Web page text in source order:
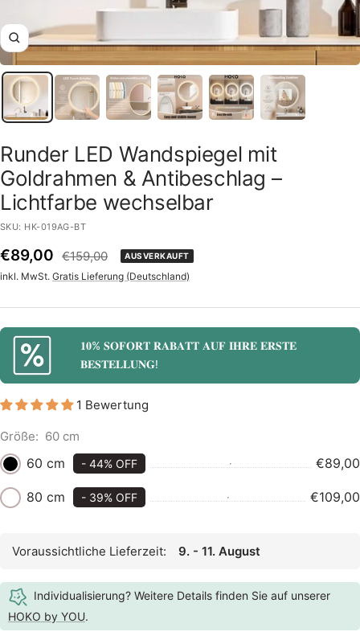
Zoom
Runder LED Wandspiegel mit
Goldrahmen & Antibeschlag –
Lichtfarbe wechselbar
SKU: HK-019AG-BT
Angebotspreis
€89,00 Regulärer
Preis
€159,00 AUSVERKAUFT
inkl. MwSt. Gratis Lieferung (Deutschland)
𝟏𝟎% 𝐒𝐎𝐅𝐎𝐑𝐓 𝐑𝐀𝐁𝐀𝐓𝐓 𝐀𝐔𝐅 𝐈𝐇𝐑𝐄 𝐄𝐑𝐒𝐓𝐄
𝐁𝐄𝐒𝐓𝐄𝐋𝐋𝐔𝐍𝐆!
1 Bewertung
Größe: 60 cm
60 cm - 44% OFF €89,00
80 cm - 39% OFF €109,00
Voraussichtliche Lieferzeit: 9. - 11. August
Individualisierung? Weitere Details finden Sie auf unserer
HOKO by YOU.